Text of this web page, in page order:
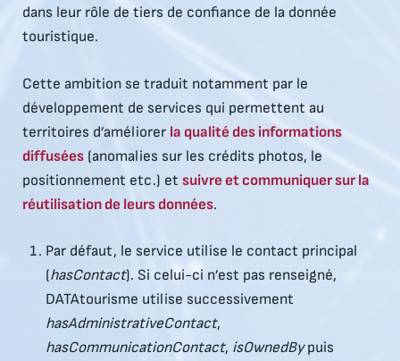
dans leur rôle de tiers de confiance de la donnée
touristique.
Cette ambition se traduit notamment par le
développement de services qui permettent au
territoires d’améliorer la qualité des informations
diffusées (anomalies sur les crédits photos, le
positionnement etc.) et suivre et communiquer sur la
réutilisation de leurs données.
Par défaut, le service utilise le contact principal
(hasContact). Si celui-ci n’est pas renseigné,
DATAtourisme utilise successivement
hasAdministrativeContact,
hasCommunicationContact, isOwnedBypuis